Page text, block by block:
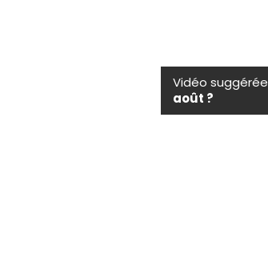
Vidéo suggérée
août ?